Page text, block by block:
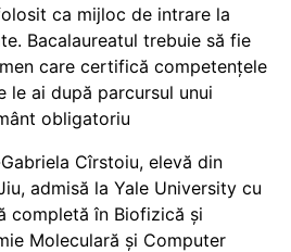
ca mijloc de intrare la
Bacalaureatul trebuie să fie
care certifică competențele
le ai după parcursul unui
obligatoriu
Cîrstoiu, elevă din
admisă la Yale University cu
completă în Biofizică și
Moleculară și Computer